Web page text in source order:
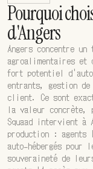
Pourquoi
d'Angers
Angers concentre
agroalimentaires et
fort potentiel
entrants, gestion
client. Ce sont
la valeur concrète,
Squaad intervient à
production : agents
auto-hébergés pour
souveraineté de